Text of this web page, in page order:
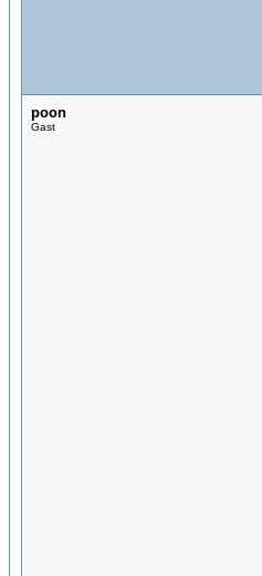
poon
Gast